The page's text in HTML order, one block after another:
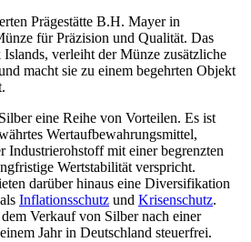
Prägestätte B.H. Mayer in
für Präzision und Qualität. Das
Islands, verleiht der Münze zusätzliche
macht sie zu einem begehrten Objekt
eine Reihe von Vorteilen. Es ist
Wertaufbewahrungsmittel,
Industrierohstoff mit einer begrenzten
Wertstabilität verspricht.
darüber hinaus eine Diversifikation
Inflationsschutz und Krisenschutz.
Verkauf von Silber nach einer
Jahr in Deutschland steuerfrei.